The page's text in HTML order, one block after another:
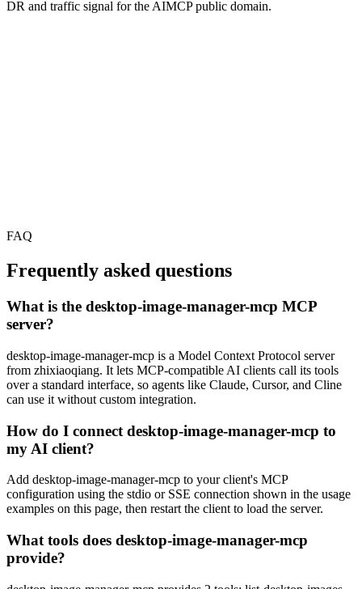
DR and traffic signal for the AIMCP public domain.
FAQ
Frequently asked questions
What is the desktop-image-manager-mcp MCP
server?
desktop-image-manager-mcp is a Model Context Protocol server
from zhixiaoqiang. It lets MCP-compatible AI clients call its tools
over a standard interface, so agents like Claude, Cursor, and Cline
can use it without custom integration.
How do I connect desktop-image-manager-mcp to
my AI client?
Add desktop-image-manager-mcp to your client's MCP
configuration using the stdio or SSE connection shown in the usage
examples on this page, then restart the client to load the server.
What tools does desktop-image-manager-mcp
provide?